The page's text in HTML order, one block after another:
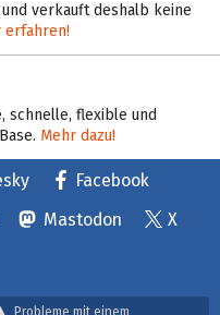
verkauft deshalb keine
erfahren!
schnelle, flexible und
Mehr dazu!
Facebook
Mastodon
X
Probleme mit einem